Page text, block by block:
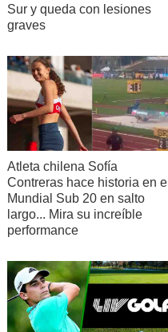
Sur y queda con lesiones
graves
Atleta chilena Sofía
Contreras hace historia en el
Mundial Sub 20 en salto
largo... Mira su increíble
performance